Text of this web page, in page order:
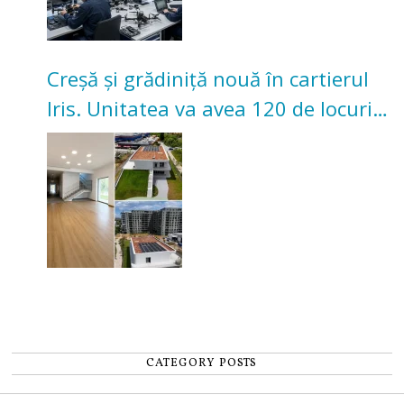
Creșă și grădiniță nouă în cartierul
Iris. Unitatea va avea 120 de locuri
pentru copii
CATEGORY POSTS